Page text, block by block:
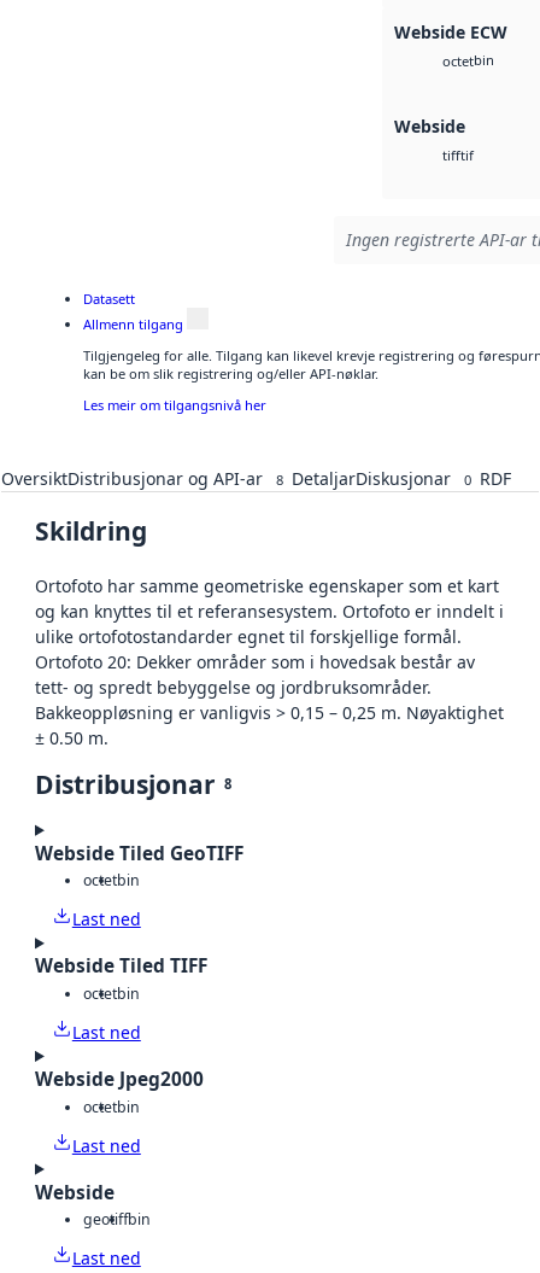
Webside ECW
octetbin
Webside
tifftif
Ingen registrerte API-ar
Datasett
Allmenn tilgang
Tilgjengeleg for alle. Tilgang kan likevel krevje registrering og
kan be om slik registrering og/eller API-nøklar.
Les meir om tilgangsnivå her
OversiktDistribusjonar og API-ar 8 DetaljarDiskusjonar 0 RDF
Skildring
Ortofoto har samme geometriske egenskaper som et kart
og kan knyttes til et referansesystem. Ortofoto er inndelt i
ulike ortofotostandarder egnet til forskjellige formål.
Ortofoto 20: Dekker områder som i hovedsak består av
tett- og spredt bebyggelse og jordbruksområder.
Bakkeoppløsning er vanligvis > 0,15 – 0,25 m. Nøyaktighet
± 0.50 m.
Distribusjonar 8
Webside Tiled GeoTIFF
octetbin
Last ned
Webside Tiled TIFF
octetbin
Last ned
Webside Jpeg2000
octetbin
Last ned
Webside
geotiffbin
Last ned